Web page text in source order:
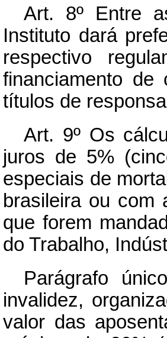
Art. 8º Entre
Instituto dará
respectivo
financiamento
títulos de
Art. 9º Os
juros de 5%
especiais de
brasileira ou com
que forem
do Trabalho,
Parágrafo
invalidez,
valor das